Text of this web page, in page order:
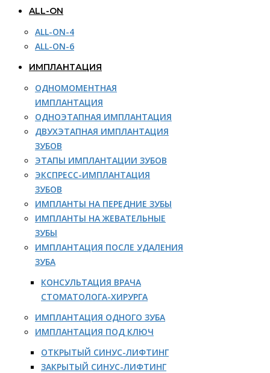
ALL-ON
ALL-ON-4
ALL-ON-6
ИМПЛАНТАЦИЯ
ОДНОМОМЕНТНАЯ
ИМПЛАНТАЦИЯ
ОДНОЭТАПНАЯ ИМПЛАНТАЦИЯ
ДВУХЭТАПНАЯ ИМПЛАНТАЦИЯ
ЗУБОВ
ЭТАПЫ ИМПЛАНТАЦИИ ЗУБОВ
ЭКСПРЕСС-ИМПЛАНТАЦИЯ
ЗУБОВ
ИМПЛАНТЫ НА ПЕРЕДНИЕ ЗУБЫ
ИМПЛАНТЫ НА ЖЕВАТЕЛЬНЫЕ
ЗУБЫ
ИМПЛАНТАЦИЯ ПОСЛЕ УДАЛЕНИЯ
ЗУБА
КОНСУЛЬТАЦИЯ ВРАЧА
СТОМАТОЛОГА-ХИРУРГА
ИМПЛАНТАЦИЯ ОДНОГО ЗУБА
ИМПЛАНТАЦИЯ ПОД КЛЮЧ
ОТКРЫТЫЙ СИНУС-ЛИФТИНГ
ЗАКРЫТЫЙ СИНУС-ЛИФТИНГ